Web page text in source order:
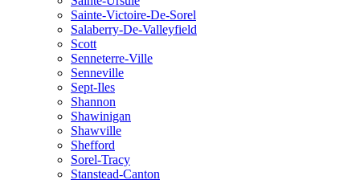
Sainte-Victoire-De-Sorel
Salaberry-De-Valleyfield
Scott
Senneterre-Ville
Senneville
Sept-Iles
Shannon
Shawinigan
Shawville
Shefford
Sorel-Tracy
Stanstead-Canton